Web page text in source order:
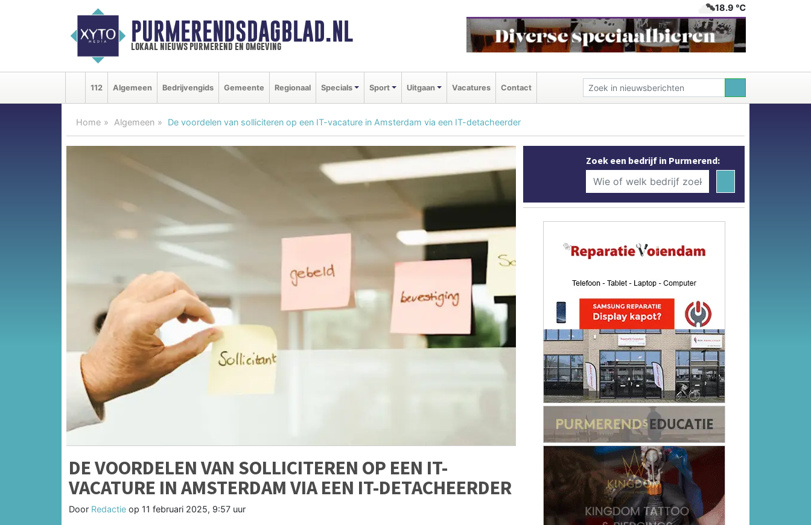
PURMERENDSDAGBLAD.NL
lokaal nieuws purmerend en omgeving
18.9 ℃
112 Algemeen Bedrijvengids Gemeente Regionaal Specials Sport Uitgaan Vacatures Contact
Home Algemeen De voordelen van solliciteren op een IT-vacature in Amsterdam via een IT-detacheerder
DE VOORDELEN VAN SOLLICITEREN OP EEN IT-
VACATURE IN AMSTERDAM VIA EEN IT-DETACHEERDER
Door Redactie op 11 februari 2025, 9:57 uur
Zoek een bedrijf in Purmerend: